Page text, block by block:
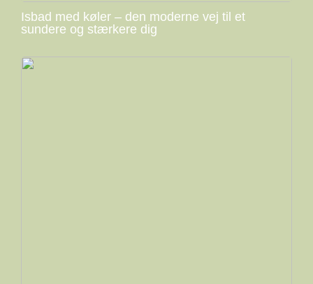
Isbad med køler – den moderne vej til et
sundere og stærkere dig